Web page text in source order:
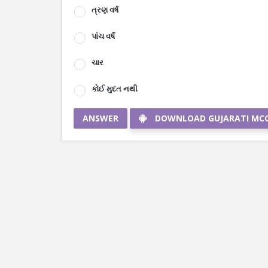
ત્રણ વર્ષ
પાંચ વર્ષ
ચાર
કોઈ મુદત નથી
ANSWER DOWNLOAD GUJARATI